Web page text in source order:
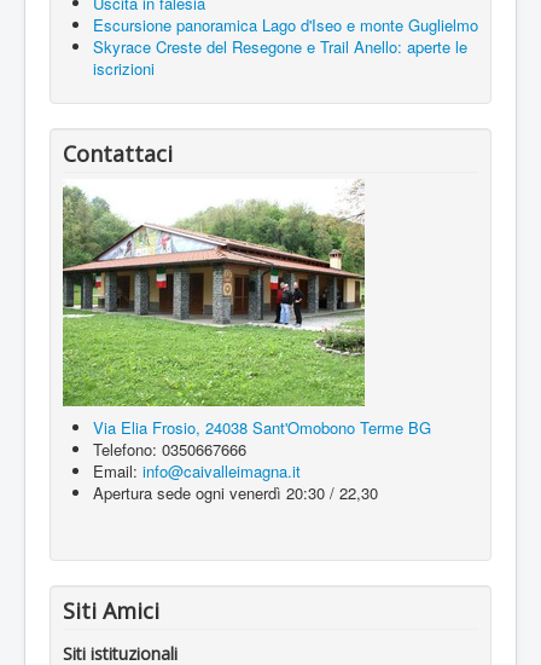
Escursione panoramica Lago d'Iseo e monte Guglielmo
Skyrace Creste del Resegone e Trail Anello: aperte le
iscrizioni
Contattaci
Via Elia Frosio, 24038 Sant'Omobono Terme BG
Telefono: 0350667666
Email: info@caivalleimagna.it
Apertura sede ogni venerdì 20:30 / 22,30
Siti Amici
Siti istituzionali